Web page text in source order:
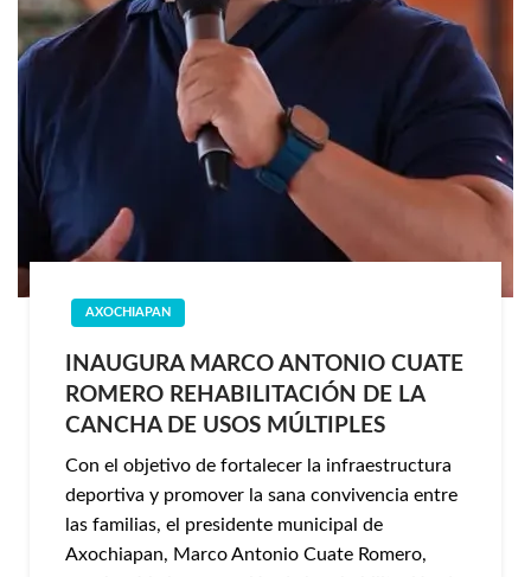
AXOCHIAPAN
INAUGURA MARCO ANTONIO CUATE
ROMERO REHABILITACIÓN DE LA
CANCHA DE USOS MÚLTIPLES
Con el objetivo de fortalecer la infraestructura
deportiva y promover la sana convivencia entre
las familias, el presidente municipal de
Axochiapan, Marco Antonio Cuate Romero,